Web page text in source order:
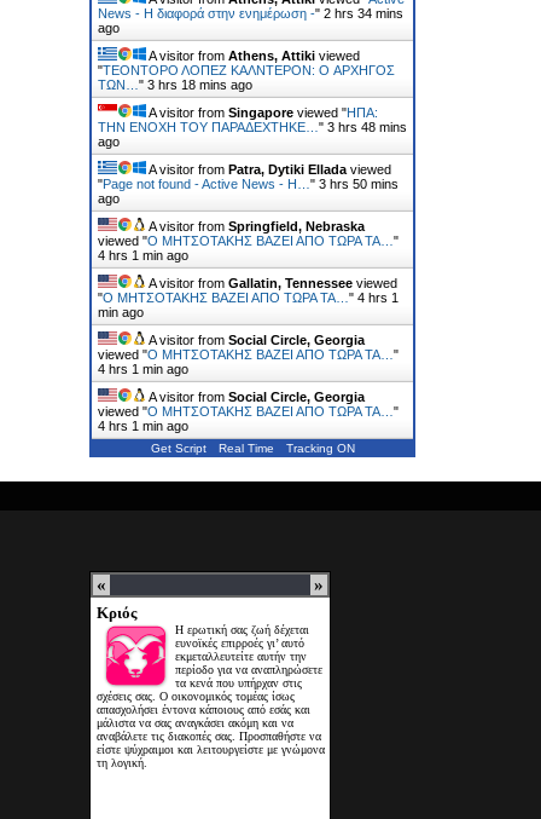
News - Η διαφορά στην ενημέρωση -" 2 hrs 34 mins
ago
A visitor from Athens, Attiki viewed
"ΤΕΟΝΤΟΡΟ ΛΟΠΕΖ ΚΑΛΝΤΕΡΟΝ: O ΑΡΧΗΓΟΣ
ΤΩΝ… " 3 hrs 18 mins ago
A visitor from Singapore viewed "ΗΠΑ:
ΤΗΝ ΕΝΟΧH ΤΟΥ ΠΑΡΑΔEΧΤΗΚΕ… " 3 hrs 48 mins
ago
A visitor from Patra, Dytiki Ellada viewed
"Page not found - Active News - Η… " 3 hrs 50 mins
ago
A visitor from Springfield, Nebraska
viewed "Ο ΜΗΤΣΟΤΑΚΗΣ ΒΑΖΕΙ ΑΠΟ ΤΩΡΑ ΤΑ… "
4 hrs 1 min ago
A visitor from Gallatin, Tennessee viewed
"Ο ΜΗΤΣΟΤΑΚΗΣ ΒΑΖΕΙ ΑΠΟ ΤΩΡΑ ΤΑ… " 4 hrs 1
min ago
A visitor from Social Circle, Georgia
viewed "Ο ΜΗΤΣΟΤΑΚΗΣ ΒΑΖΕΙ ΑΠΟ ΤΩΡΑ ΤΑ… "
4 hrs 1 min ago
A visitor from Social Circle, Georgia
viewed "Ο ΜΗΤΣΟΤΑΚΗΣ ΒΑΖΕΙ ΑΠΟ ΤΩΡΑ ΤΑ… "
4 hrs 1 min ago
Get Script Real Time Tracking ON